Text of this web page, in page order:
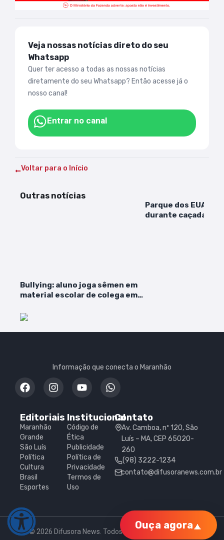
Veja nossas notícias direto do seu
Whatsapp
Quer ter acesso a todas as nossas notícias
diretamente do seu Whatsapp? Então acesse já o
nosso canal!
Entrar no canal
Voltar para o Início
Outras notícias
Bullying: aluno joga sêmen em
material escolar de colega em
Parque dos EUA é
durante caçada a
Informação que conecta o Maranhão
Editoriais
Maranhão
Grande
São Luís
Política
Cultura
Brasil
Esportes
Institucional
Código de
Ética
Publicidade
Política de
Privacidade
Termos de
Uso
Contato
Av. Camboa, nº 120, São
Luís – MA, CEP 65020-
260
(98) 3222-1234
contato@difusoranews.com.br
© 2026 Difusora News. Todos os direitos reservados.
Ouça agora